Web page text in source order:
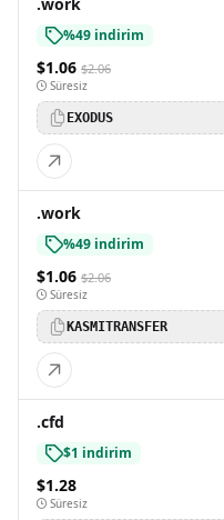
%49 indirim
$1.06 $2.06
Süresiz
EXODUS
.work
%49 indirim
$1.06 $2.06
Süresiz
KASMITRANSFER
.cfd
$1 indirim
$1.28
Süresiz